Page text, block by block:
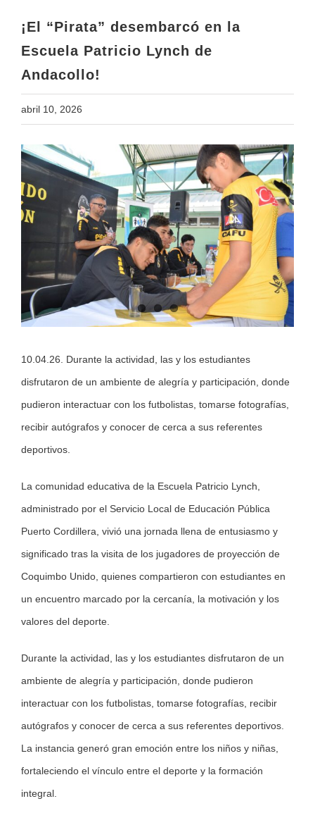
¡El “Pirata” desembarcó en la
Escuela Patricio Lynch de
Andacollo!
abril 10, 2026
View
Larger
Image
10.04.26. Durante la actividad, las y los estudiantes
disfrutaron de un ambiente de alegría y participación, donde
pudieron interactuar con los futbolistas, tomarse fotografías,
recibir autógrafos y conocer de cerca a sus referentes
deportivos.
La comunidad educativa de la Escuela Patricio Lynch,
administrado por el Servicio Local de Educación Pública
Puerto Cordillera, vivió una jornada llena de entusiasmo y
significado tras la visita de los jugadores de proyección de
Coquimbo Unido, quienes compartieron con estudiantes en
un encuentro marcado por la cercanía, la motivación y los
valores del deporte.
Durante la actividad, las y los estudiantes disfrutaron de un
ambiente de alegría y participación, donde pudieron
interactuar con los futbolistas, tomarse fotografías, recibir
autógrafos y conocer de cerca a sus referentes deportivos.
La instancia generó gran emoción entre los niños y niñas,
fortaleciendo el vínculo entre el deporte y la formación
integral.